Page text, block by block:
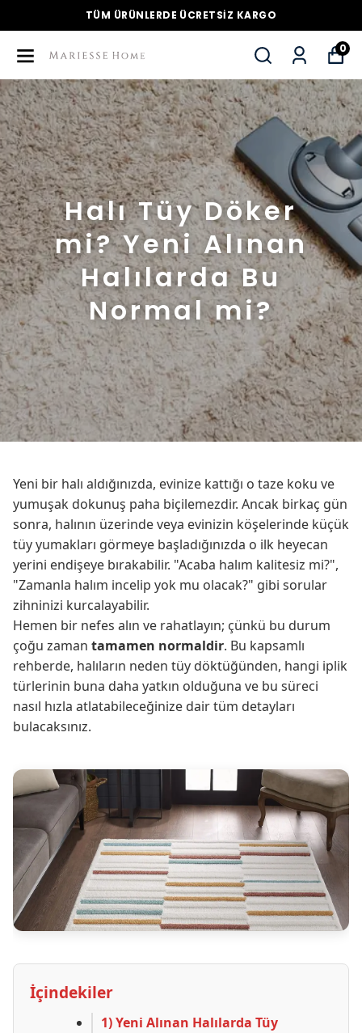
TÜM ÜRÜNLERDE ÜCRETSİZ KARGO
0
Halı Tüy Döker
mi? Yeni Alınan
Halılarda Bu
Normal mi?
Yeni bir halı aldığınızda, evinize kattığı o taze koku ve
yumuşak dokunuş paha biçilemezdir. Ancak birkaç gün
sonra, halının üzerinde veya evinizin köşelerinde küçük
tüy yumakları görmeye başladığınızda o ilk heyecan
yerini endişeye bırakabilir. "Acaba halım kalitesiz mi?",
"Zamanla halım incelip yok mu olacak?" gibi sorular
zihninizi kurcalayabilir.
Hemen bir nefes alın ve rahatlayın; çünkü bu durum
çoğu zaman tamamen normaldir. Bu kapsamlı
rehberde, halıların neden tüy döktüğünden, hangi iplik
türlerinin buna daha yatkın olduğuna ve bu süreci
nasıl hızla atlatabileceğinize dair tüm detayları
bulacaksınız.
İçindekiler
1) Yeni Alınan Halılarda Tüy